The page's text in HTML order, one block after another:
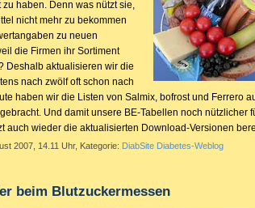
haben. Denn was nützt sie,
nicht mehr zu bekommen
zu neuen
die Firmen ihr Sortiment
Deshalb aktualisieren wir die
nach zwölf oft schon nach
haben wir die Listen von Salmix, bofrost und Ferrero
Und damit unsere BE-Tabellen noch nützlicher
auch wieder die aktualisierten Download-Versionen
2007, 14.11 Uhr, Kategorie: DiabSite Diabetes-Weblog
beim Blutzuckermessen